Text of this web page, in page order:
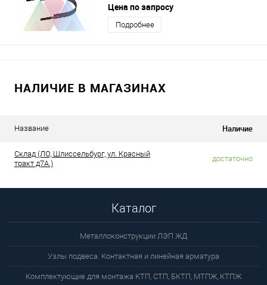
Цена по запросу
Подробнее
НАЛИЧИЕ В МАГАЗИНАХ
Название Наличие
Склад (ЛО, Шлиссельбург, ул. Красный
тракт д7А.)
достаточно
Каталог
Металлоконструкции ЛЭП ЖД
Узлы подвеса. Контактная и линейная арматура
Комплектующие для монтажа КТП, СТП, БКТП, МТПЖ, КТПЖ